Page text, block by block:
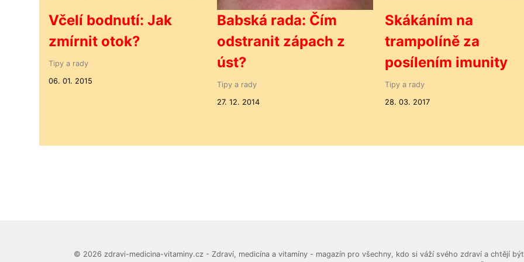
Včelí bodnutí: Jak
zmírnit otok?
Tipy a rady
06. 01. 2015
Babská rada: Čím
odstranit zápach z
úst?
Tipy a rady
27. 12. 2014
Skákáním na
trampolíně za
posílením imunity
Tipy a rady
28. 03. 2017
© 2026 zdravi-medicina-vitaminy.cz - Zdraví, medicína a vitamíny - magazín pro všechny, kdo si váží svého zdraví a chtějí